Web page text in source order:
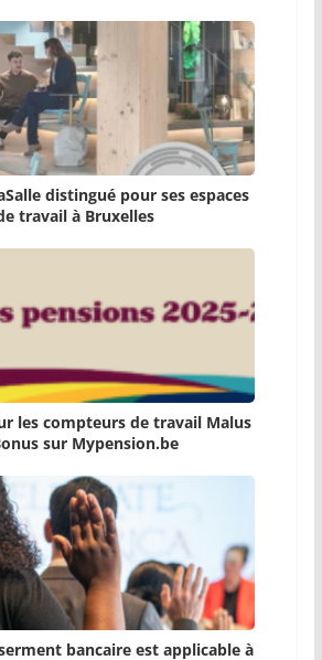
distingué pour ses espaces
travail à Bruxelles
les compteurs de travail Malus
sur Mypension.be
bancaire est applicable à